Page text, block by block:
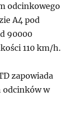
odcinkowego
A4 pod
90000
110 km/h.
zapowiada
odcinków w